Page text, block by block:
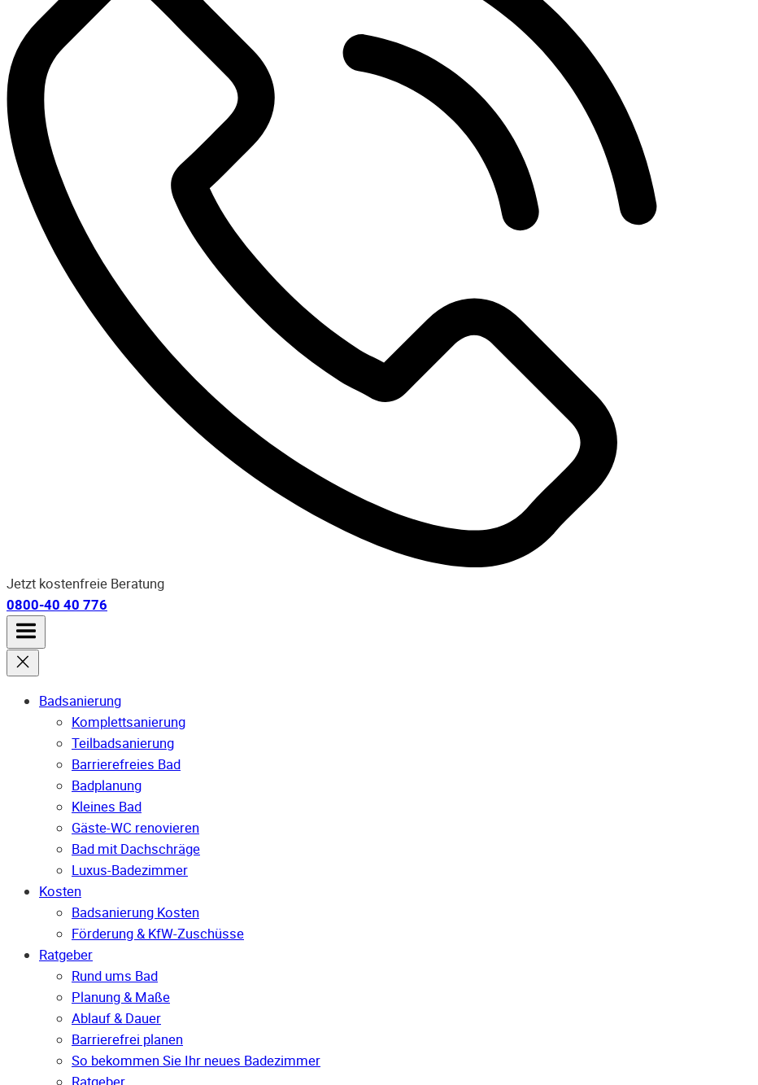
Jetzt kostenfreie Beratung
0800-40 40 776
Badsanierung
Komplettsanierung
Teilbadsanierung
Barrierefreies Bad
Badplanung
Kleines Bad
Gäste-WC renovieren
Bad mit Dachschräge
Luxus-Badezimmer
Kosten
Badsanierung Kosten
Förderung & KfW-Zuschüsse
Ratgeber
Rund ums Bad
Planung & Maße
Ablauf & Dauer
Barrierefrei planen
So bekommen Sie Ihr neues Badezimmer